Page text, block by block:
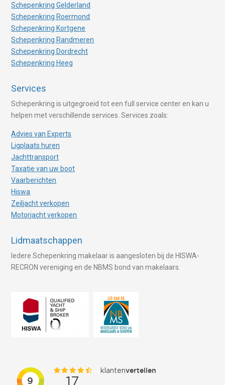
Schepenkring Gelderland
Schepenkring Roermond
Schepenkring Kortgene
Schepenkring Randmeren
Schepenkring Dordrecht
Schepenkring Heeg
Services
Schepenkring is uitgegroeid tot een full service center en kan u
helpen met verschillende services. Services zoals:
Advies van Experts
Ligplaats huren
Jachttransport
Taxatie van uw boot
Vaarberichten
Hiswa
Zeiljacht verkopen
Motorjacht verkopen
Lidmaatschappen
Iedere Schepenkring makelaar is aangesloten bij de HISWA-
RECRON vereniging en de NBMS bond van makelaars.